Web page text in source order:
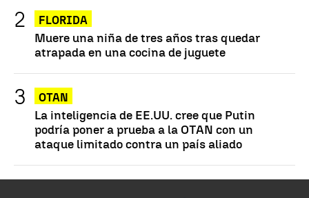
FLORIDA
Muere una niña de tres años tras quedar
atrapada en una cocina de juguete
OTAN
La inteligencia de EE.UU. cree que Putin
podría poner a prueba a la OTAN con un
ataque limitado contra un país aliado